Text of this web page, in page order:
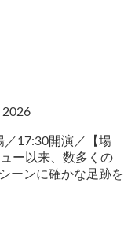
2026
17:30開演／【場
ー以来、数多くの
ーンに確かな足跡を